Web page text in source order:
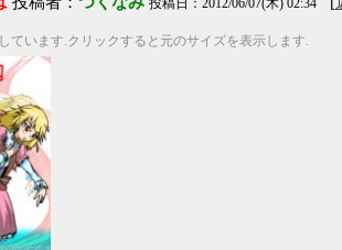
投稿日：2012/06/07(木) 02:34
ています.クリックすると元のサイズを表示します.